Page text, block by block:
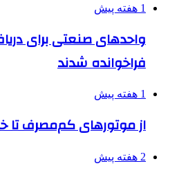
1 هفته پیش
واحدهای صنعتی برای
فراخوانده شدند
1 هفته پیش
از موتورهای کم‌مصرف تا
2 هفته پیش